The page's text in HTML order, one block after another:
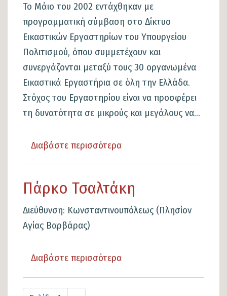
Το Μάιο του 2002 εντάχθηκαν με
προγραμματική σύμβαση στο Δίκτυο
Εικαστικών Εργαστηρίων του Υπουργείου
Πολιτισμού, όπου συμμετέχουν και
συνεργάζονται μεταξύ τους 30 οργανωμένα
Εικαστικά Εργαστήρια σε όλη την Ελλάδα.
Στόχος του Εργαστηρίου είναι να προσφέρει
τη δυνατότητα σε μικρούς και μεγάλους να...
Διαβάστε περισσότερα
Εργαστήρια
Πάρκο Τσαλτάκη
Διεύθυνση: Κωνσταντινουπόλεως (Πλησίον
Αγίας Βαρβάρας)
Διαβάστε περισσότερα